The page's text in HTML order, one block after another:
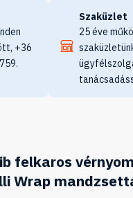
+36
Szaküzlet
25 éve
felkaros
Wrap